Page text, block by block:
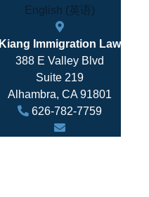
English (英语 )
Kiang Immigration Law
388 E Valley Blvd
Suite 219
Alhambra, CA 91801
626-782-7759